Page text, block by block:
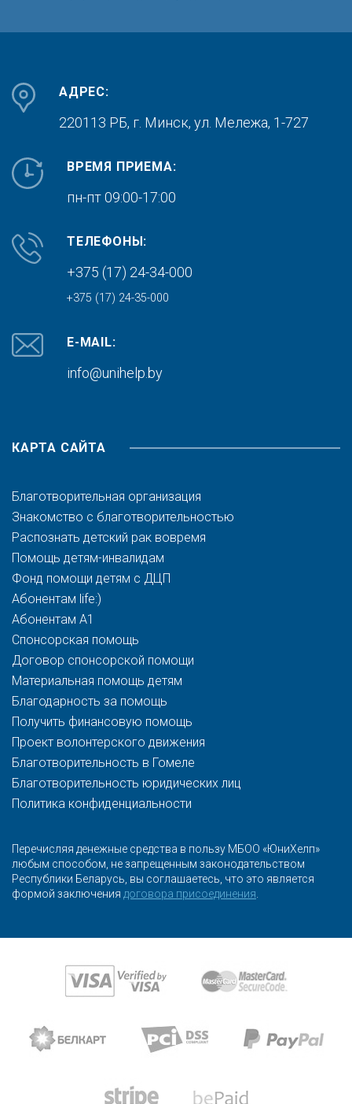
АДРЕС:
220113 РБ, г. Минск, ул. Мележа, 1-727
ВРЕМЯ ПРИЕМА:
пн-пт 09:00-17:00
ТЕЛЕФОНЫ:
+375 (17) 24-34-000
+375 (17) 24-35-000
E-MAIL:
info@unihelp.by
КАРТА САЙТА
Благотворительная организация
Знакомство с благотворительностью
Распознать детский рак вовремя
Помощь детям-инвалидам
Фонд помощи детям с ДЦП
Абонентам life:)
Абонентам A1
Спонсорская помощь
Договор спонсорской помощи
Материальная помощь детям
Благодарность за помощь
Получить финансовую помощь
Проект волонтерского движения
Благотворительность в Гомеле
Благотворительность юридических лиц
Политика конфиденциальности
Перечисляя денежные средства в пользу МБОО «ЮниХелп»
любым способом, не запрещенным законодательством
Республики Беларусь, вы соглашаетесь, что это является
формой заключения договора присоединения